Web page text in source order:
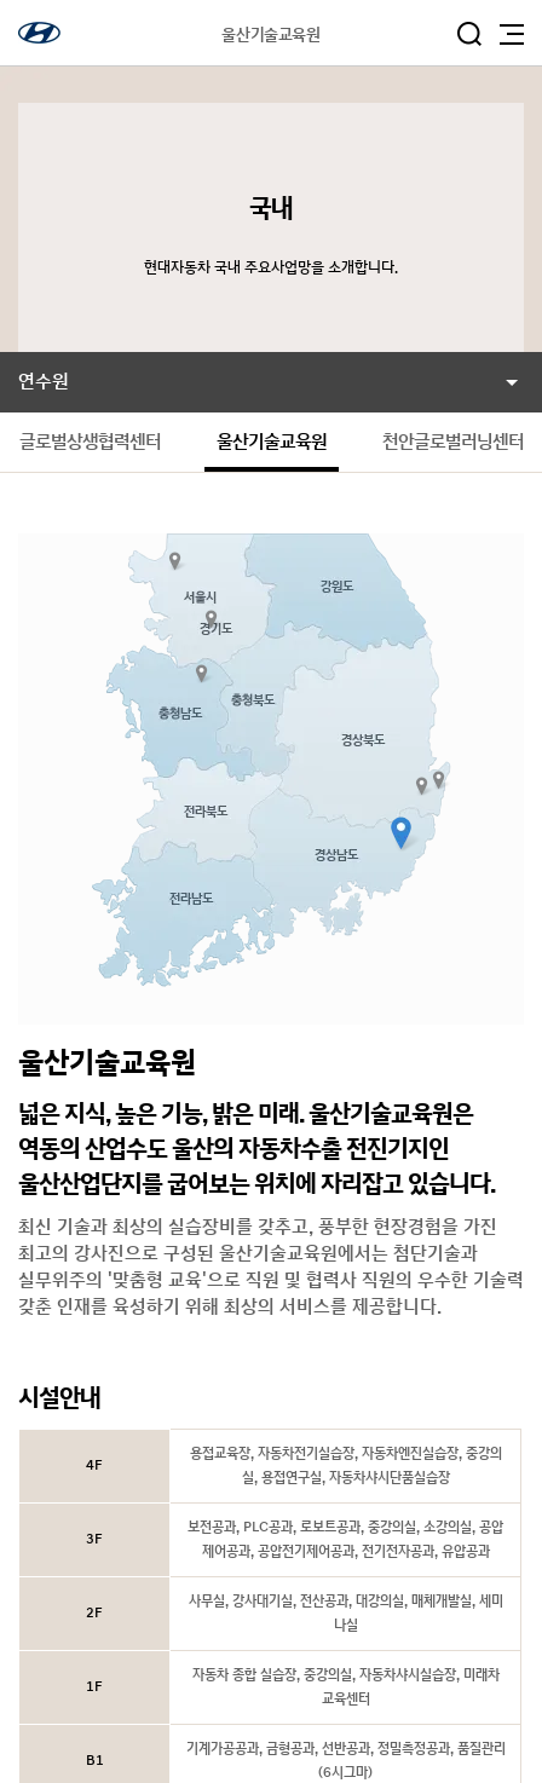
울산기술교육원
국내
현대자동차 국내 주요사업망을 소개합니다.
연수원
글로벌상생협력센터 울산기술교육원 천안글로벌러닝센터
울산기술교육원
넓은 지식, 높은 기능, 밝은 미래. 울산기술교육원은
역동의 산업수도 울산의 자동차수출 전진기지인
울산산업단지를 굽어보는 위치에 자리잡고 있습니다.
최신 기술과 최상의 실습장비를 갖추고, 풍부한 현장경험을 가진
최고의 강사진으로 구성된 울산기술교육원에서는 첨단기술과
실무위주의 '맞춤형 교육'으로 직원 및 협력사 직원의 우수한 기술력
갖춘 인재를 육성하기 위해 최상의 서비스를 제공합니다.
시설안내
4F
용접교육장, 자동차전기실습장, 자동차엔진실습장, 중강의
실, 용접연구실, 자동차샤시단품실습장
3F
보전공과, PLC공과, 로보트공과, 중강의실, 소강의실, 공압
제어공과, 공압전기제어공과, 전기전자공과, 유압공과
2F
사무실, 강사대기실, 전산공과, 대강의실, 매체개발실, 세미
나실
1F
자동차 종합 실습장, 중강의실, 자동차샤시실습장, 미래차
교육센터
B1
기계가공공과, 금형공과, 선반공과, 정밀측정공과, 품질관리
(6시그마)